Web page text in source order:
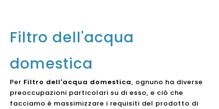
Filtro dell'acqua
domestica
Per Filtro dell'acqua domestica, ognuno ha diverse
preoccupazioni particolari su di esso, e ciò che
facciamo è massimizzare i requisiti del prodotto di